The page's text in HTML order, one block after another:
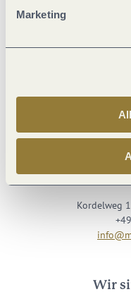
Marketing
Kordelweg
Wir